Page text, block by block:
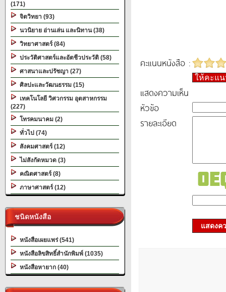
(171)
จิตวิทยา (93)
นวนิยาย อ่านเล่น และนิทาน (38)
วิทยาศาสตร์ (84)
ประวัติศาสตร์และอัตชีวประวัติ (58)
ศาสนาและปรัชญา (27)
ศิลปะและวัฒนธรรม (15)
เทคโนโลยี วิศวกรรม อุตสาหกรรม
(227)
โทรคมนาคม (2)
ทั่วไป (74)
สังคมศาสตร์ (12)
ไม่สังกัดหมวด (3)
คณิตศาสตร์ (8)
ภาษาศาสตร์ (12)
ชนิดหนังสือ
หนังสือเผยแพร่ (541)
หนังสือลิขสิทธิ์สำนักพิมพ์ (1035)
หนังสือหายาก (40)
คะแนนหนังสือ :
ให้คะแ
แสดงความเห็น
หัวข้อ
รายละเอียด
แสดงค